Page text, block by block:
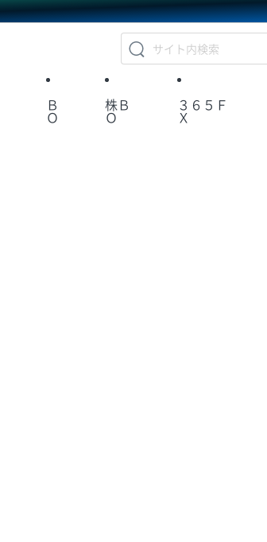
Ｂ
Ｏ
株Ｂ
Ｏ
３６５Ｆ
Ｘ